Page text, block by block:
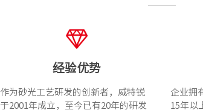
经验优势
作为砂光工艺研发的创新者，威特锐
于2001年成立，至今已有20年的研发
企业拥
15年以